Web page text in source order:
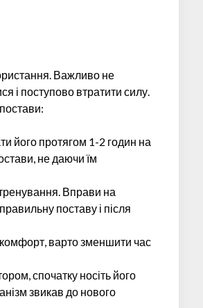
Важливо не
і поступово втратити силу.
його протягом 1-2 годин на
не даючи їм
Вправи на
поставу і після
варто зменшити час
спочатку носіть його
звикав до нового